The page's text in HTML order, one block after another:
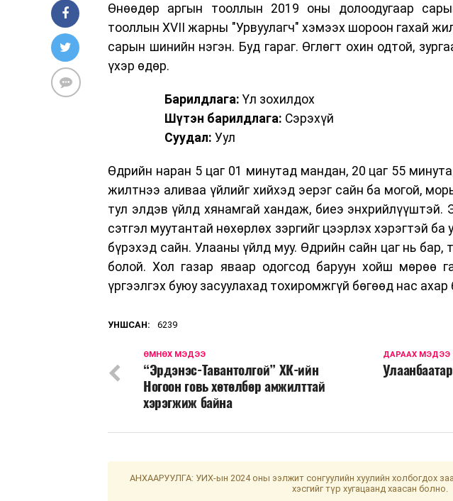
Өнөөдөр аргын тооллын 2019 оны долоодугаар
тооллын XVII жарны "Урвуулагч" хэмээх шороон гахай
сарын шинийн нэгэн. Буд гараг. Өглөгт охин одтой,
үхэр өдөр.
Барилдлага: Үл зохилдох
Шүтэн барилдлага: Сэрэхүй
Суудал: Уул
Өдрийн наран 5 цаг 01 минутад мандан, 20 цаг 55
жилтнээ аливаа үйлийг хийхэд эерэг сайн ба могой,
тул элдэв үйлд хянамгай хандаж, биеэ энхрийлүүштэй.
сэтгэл муутантай нөхөрлөх зэргийг цээрлэх хэрэгтэй ба
бүрэхэд сайн. Улааны үйлд муу. Өдрийн сайн цаг нь бар,
болой. Хол газар яваар одогсод баруун хойш мөрөө
үргээлгэх буюу засуулахад тохиромжгүй бөгөөд нас
УНШСАН: 6239
ДАРААХ МЭДЭЭ
ӨМНӨХ МЭДЭЭ
“Эрдэнэс-Тавантолгой” ХК-ийн
Ногоон говь хөтөлбөр амжилттай
хэрэгжиж байна
АНХААРУУЛГА: УИХ-ын 2024 оны ээлжит сонгуулийн хуулийн холбогдох
хэсгийг түр хугацаанд хаасан болно.